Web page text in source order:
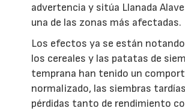
advertencia y sitúa Llanada
una de las zonas más afectadas.
Los efectos ya se están
los cereales y las patatas de
temprana han tenido un
normalizado, las siembras
pérdidas tanto de rendimiento